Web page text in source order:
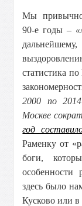
Мы
90-е годы –
статистика
2000 по
Москве
год
Раменку от
боги,
особенности
здесь было
Кусково или